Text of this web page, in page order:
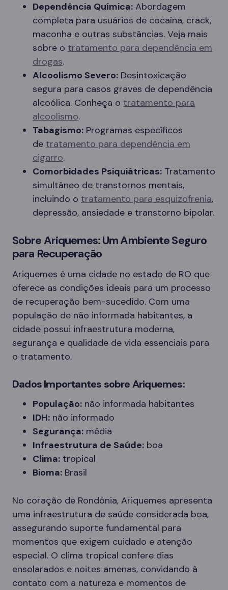
Dependência Química: Abordagem
completa para usuários de cocaína, crack,
maconha e outras substâncias. Veja mais
sobre o tratamento para dependência em
drogas.
Alcoolismo Severo: Desintoxicação
segura para casos graves de dependência
alcoólica. Conheça o tratamento para
alcoolismo.
Tabagismo: Programas específicos
de tratamento para dependência em
cigarro.
Comorbidades Psiquiátricas: Tratamento
simultâneo de transtornos mentais,
incluindo o tratamento para esquizofrenia,
depressão, ansiedade e transtorno bipolar.
Sobre Ariquemes: Um Ambiente Seguro
para Recuperação
Ariquemes é uma cidade no estado de RO que
oferece as condições ideais para um processo
de recuperação bem-sucedido. Com uma
população de não informada habitantes, a
cidade possui infraestrutura moderna,
segurança e qualidade de vida essenciais para
o tratamento.
Dados Importantes sobre Ariquemes:
População: não informada habitantes
IDH: não informado
Segurança: média
Infraestrutura de Saúde: boa
Clima: tropical
Bioma: Brasil
No coração de Rondônia, Ariquemes apresenta
uma infraestrutura de saúde considerada boa,
assegurando suporte fundamental para
momentos que exigem cuidado e atenção
especial. O clima tropical confere dias
ensolarados e noites amenas, convidando à
contato com a natureza e momentos de